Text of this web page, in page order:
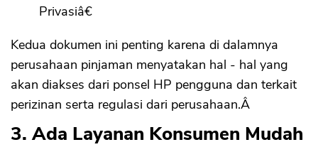
Privasiâ€
Kedua dokumen ini penting karena di dalamnya
perusahaan pinjaman menyatakan hal - hal yang
akan diakses dari ponsel HP pengguna dan terkait
perizinan serta regulasi dari perusahaan.Â
3. Ada Layanan Konsumen Mudah